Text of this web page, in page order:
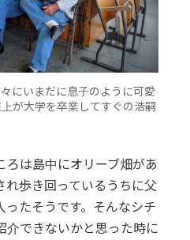
にいまだに息子のように可愛
が大学を卒業してすぐの浩嗣
ろは島中にオリーブ畑があ
れ歩き回っているうちに父
たそうです。そんなシチ
介できないかと思った時に